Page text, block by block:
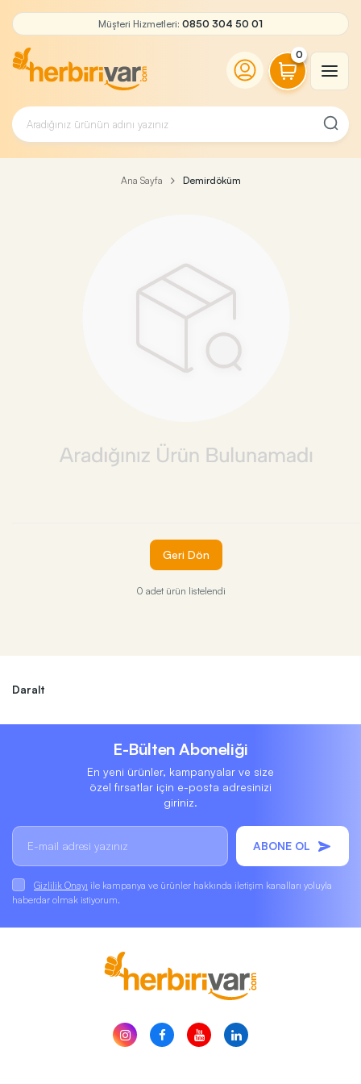
Müşteri Hizmetleri: 0850 304 50 01
0
Ana Sayfa Demirdöküm
Geri Dön
0 adet ürün listelendi
Daralt
E-Bülten Aboneliği
En yeni ürünler, kampanyalar ve size
özel fırsatlar için e-posta adresinizi
giriniz.
ABONE OL
Gizlilik Onayı ile kampanya ve ürünler hakkında iletişim kanalları yoluyla
haberdar olmak istiyorum.